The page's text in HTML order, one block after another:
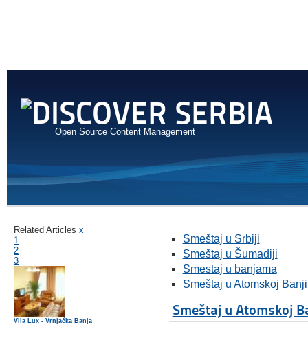
Open Source Content Management
Related Articles x
1
2
3
Vila Lux - Vrnjačka Banja
Smeštaj u Srbiji
Smeštaj u Šumadiji
Smestaj u banjama
Smeštaj u Atomskoj Banji
Smeštaj u Atomskoj